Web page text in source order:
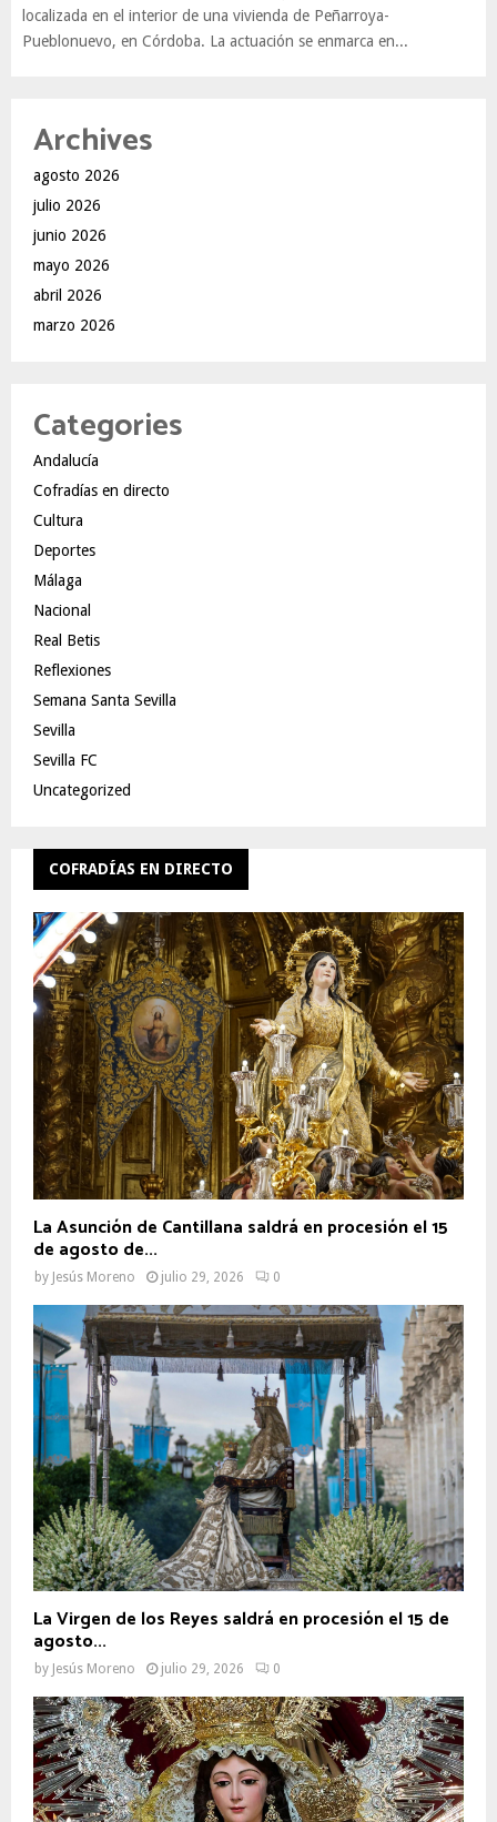
localizada en el interior de una vivienda de Peñarroya-
Pueblonuevo, en Córdoba. La actuación se enmarca en...
Archives
agosto 2026
julio 2026
junio 2026
mayo 2026
abril 2026
marzo 2026
Categories
Andalucía
Cofradías en directo
Cultura
Deportes
Málaga
Nacional
Real Betis
Reflexiones
Semana Santa Sevilla
Sevilla
Sevilla FC
Uncategorized
COFRADÍAS EN DIRECTO
La Asunción de Cantillana saldrá en procesión el 15
de agosto de...
by Jesús Moreno julio 29, 2026 0
La Virgen de los Reyes saldrá en procesión el 15 de
agosto...
by Jesús Moreno julio 29, 2026 0